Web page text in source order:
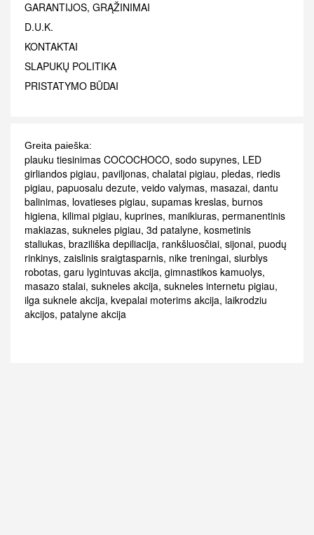
GARANTIJOS, GRĄŽINIMAI
D.U.K.
KONTAKTAI
SLAPUKŲ POLITIKA
PRISTATYMO BŪDAI
Greita paieška:
plauku tiesinimas COCOCHOCO, sodo supynes, LED
girliandos pigiau, paviljonas, chalatai pigiau, pledas, riedis
pigiau, papuosalu dezute, veido valymas, masazai, dantu
balinimas, lovatieses pigiau, supamas kreslas, burnos
higiena, kilimai pigiau, kuprines, manikiuras, permanentinis
makiazas, sukneles pigiau, 3d patalyne, kosmetinis
staliukas, braziliška depiliacija, rankšluosčiai, sijonai, puodų
rinkinys, zaislinis sraigtasparnis, nike treningai, siurblys
robotas, garu lygintuvas akcija, gimnastikos kamuolys,
masazo stalai, sukneles akcija, sukneles internetu pigiau,
ilga suknele akcija, kvepalai moterims akcija, laikrodziu
akcijos, patalyne akcija